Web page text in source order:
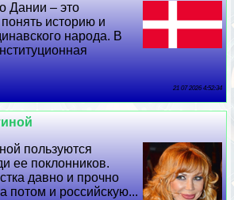
Дании – это
историю и
народа. В
21 07 2026 4:52:34
пользуются
ее поклонников.
давно и прочно
потом и российскую...